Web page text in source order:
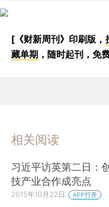
[《财新周刊》印刷版，
藏单期 ，随时起刊，免
相关阅读
习近平访英第二日：
技产业合作成亮点
2015年10月22日 APP打开